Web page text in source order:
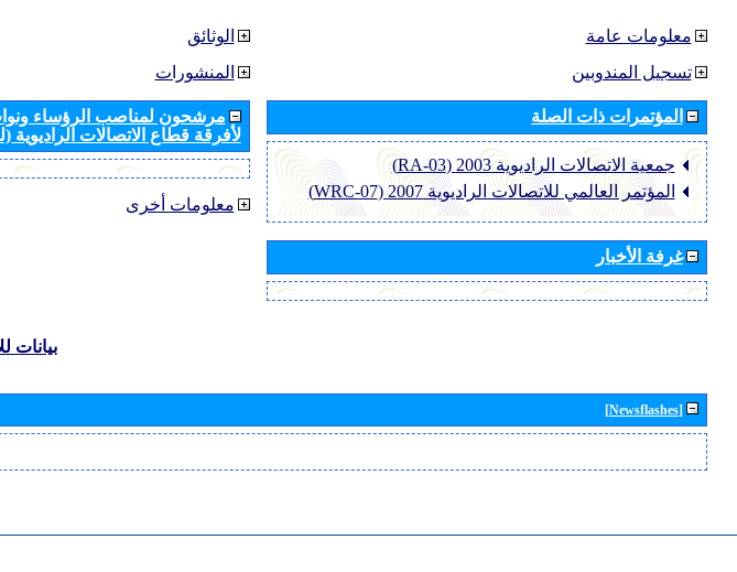
الوثائق
المنشورات
مرشحون لمناصب الرؤساء
لأفرقة قطاع الاتصالات
معلومات أخرى
معلومات عامة
تسجيل المندوبين
المؤتمرات ذات الصلة
جمعية الاتصالات الراديوية 2003 (RA-03)
المؤتمر العالمي للاتصالات الراديوية 2007 (WRC-07)
غرفة الأخبار
بيانات
[Newsflashes]